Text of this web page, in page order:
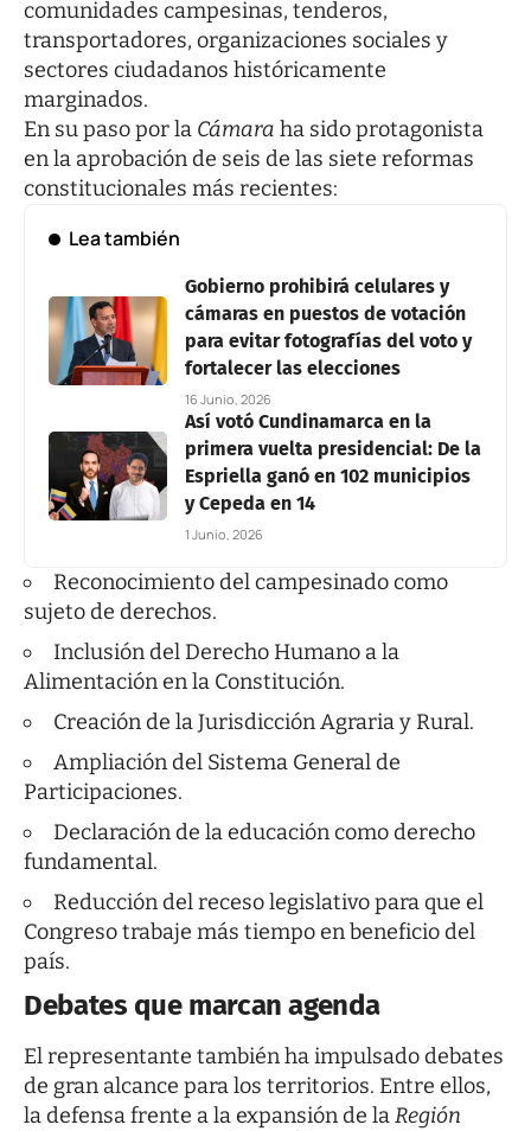
comunidades campesinas, tenderos,
transportadores, organizaciones sociales y
sectores ciudadanos históricamente
marginados.
En su paso por la Cámara ha sido protagonista
en la aprobación de seis de las siete reformas
constitucionales más recientes:
Lea también
Gobierno prohibirá celulares y
cámaras en puestos de votación
para evitar fotografías del voto y
fortalecer las elecciones
16 Junio, 2026
Así votó Cundinamarca en la
primera vuelta presidencial: De la
Espriella ganó en 102 municipios
y Cepeda en 14
1 Junio, 2026
Reconocimiento del campesinado como
sujeto de derechos.
Inclusión del Derecho Humano a la
Alimentación en la Constitución.
Creación de la Jurisdicción Agraria y Rural.
Ampliación del Sistema General de
Participaciones.
Declaración de la educación como derecho
fundamental.
Reducción del receso legislativo para que el
Congreso trabaje más tiempo en beneficio del
país.
Debates que marcan agenda
El representante también ha impulsado debates
de gran alcance para los territorios. Entre ellos,
la defensa frente a la expansión de laRegión